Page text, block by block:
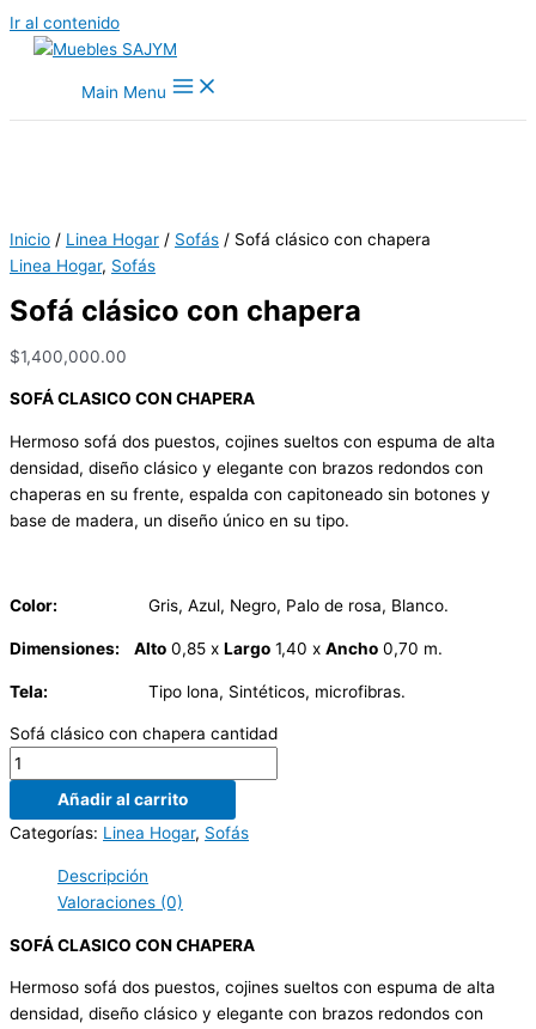
Ir al contenido
Main Menu
Inicio / Linea Hogar / Sofás / Sofá clásico con chapera
Linea Hogar, Sofás
Sofá clásico con chapera
$1,400,000.00
SOFÁ CLASICO CON CHAPERA
Hermoso sofá dos puestos, cojines sueltos con espuma de alta
densidad, diseño clásico y elegante con brazos redondos con
chaperas en su frente, espalda con capitoneado sin botones y
base de madera, un diseño único en su tipo.
Color: Gris, Azul, Negro, Palo de rosa, Blanco.
Dimensiones: Alto 0,85 x Largo 1,40 x Ancho 0,70 m.
Tela: Tipo lona, Sintéticos, microfibras.
Sofá clásico con chapera cantidad
Añadir al carrito
Categorías: Linea Hogar, Sofás
Descripción
Valoraciones (0)
SOFÁ CLASICO CON CHAPERA
Hermoso sofá dos puestos, cojines sueltos con espuma de alta
densidad, diseño clásico y elegante con brazos redondos con